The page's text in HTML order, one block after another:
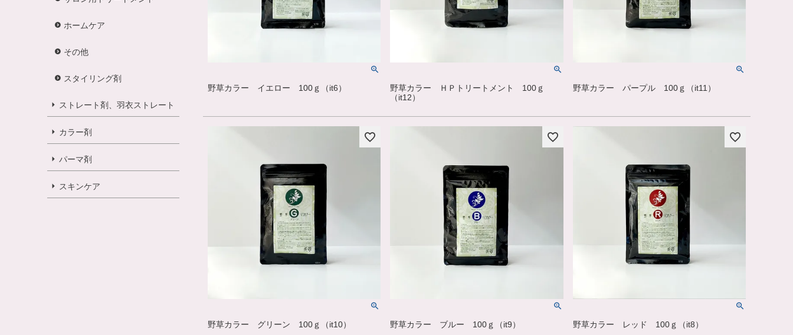
ホームケア
その他
スタイリング剤
ストレート剤、羽衣ストレート
カラー剤
パーマ剤
スキンケア
野草カラー イエロー 100ｇ（it6）
野草カラー ＨＰトリートメント 100ｇ
（it12）
野草カラー パープル 100ｇ（it11）
野草カラー グリーン 100ｇ（it10） 野草カラー ブルー 100ｇ（it9） 野草カラー レッド 100ｇ（it8）